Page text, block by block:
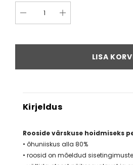
LISA
Kirjeldus
Rooside värskuse hoidmiseks
• õhuniiskus alla 80%
• roosid on mõeldud